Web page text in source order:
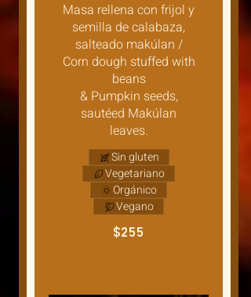
Masa rellena con frijol y
semilla de calabaza,
salteado makúlan /
Corn dough stuffed with
beans
& Pumpkin seeds,
sautéed Makúlan
leaves.
$255
Sin gluten
Vegetariano
Orgánico
Vegano